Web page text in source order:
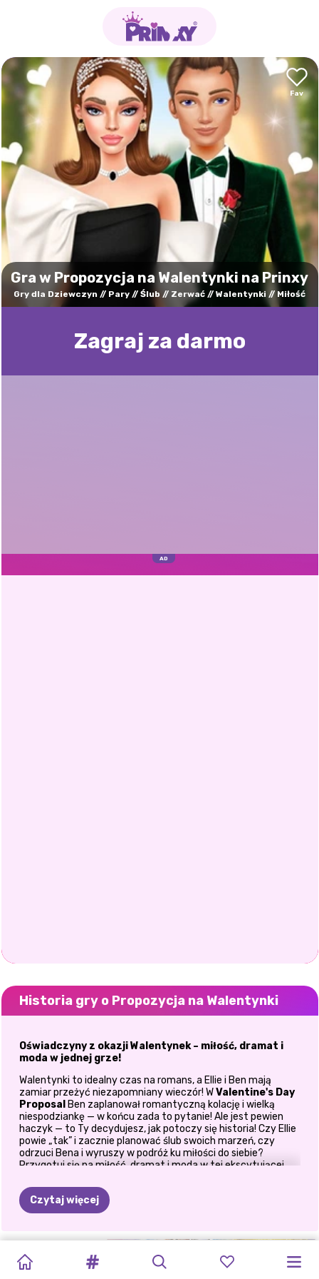
Gra w Propozycja na Walentynki na Prinxy
Gry dla Dziewczyn Pary Ślub Zerwać Walentynki Miłość
Zagraj za darmo
Historia gry o Propozycja na Walentynki
Oświadczyny z okazji Walentynek – miłość, dramat i
moda w jednej grze!
Walentynki to idealny czas na romans, a Ellie i Ben mają
zamiar przeżyć niezapomniany wieczór! WValentine's Day
Proposal Ben zaplanował romantyczną kolację i wielką
niespodziankę — w końcu zada to pytanie! Ale jest pewien
haczyk — to Ty decydujesz, jak potoczy się historia! Czy Ellie
powie „tak” i zacznie planować ślub swoich marzeń, czy
odrzuci Bena i wyruszy w podróż ku miłości do siebie?
Przygotuj się na miłość, dramat i moda w tej ekscytującej
Jak grać w grę „Oświadczyny walentynkowe”?
wybieraj mądrze, twoja odpowiedź decyduje, jak historia
Czytaj więcej
RDZENIA
STYLU:
#GRWM:
NOCNA
HARLEY
UCZY
MOJA
SEKRETNA
NOCNA
IMPREZA